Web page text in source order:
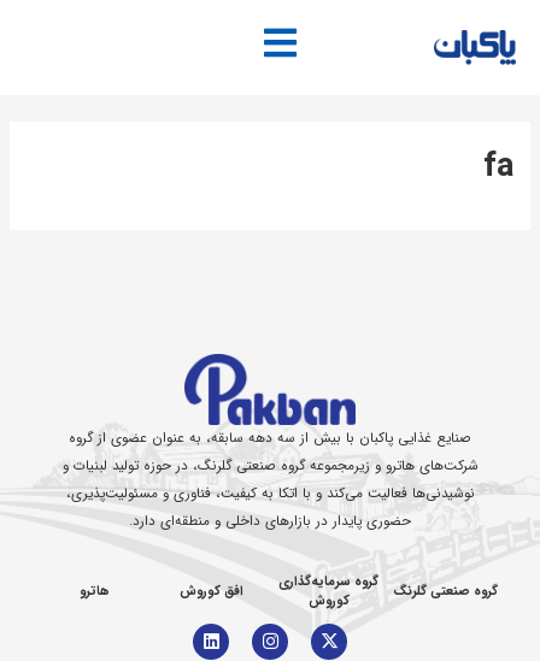
محتوا
fa
صنایع غذایی پاکبان با بیش از سه دهه سابقه، به عنوان عضوی از گروه
شرکت‌های هاترو و زیرمجموعه گروه صنعتی گلرنگ، در حوزه تولید لبنیات و
نوشیدنی‌ها فعالیت می‌کند و با اتکا به کیفیت، فناوری و مسئولیت‌پذیری،
حضوری پایدار در بازارهای داخلی و منطقه‌ای دارد.
گروه صنعتی گلرنگ
گروه سرمایه‌گذاری
کوروش
افق کوروش هاترو